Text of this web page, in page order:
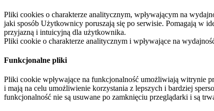
Pliki cookies o charakterze analitycznym, wpływającym na
jaki sposób Użytkownicy poruszają się po serwisie. Pomagają w
przyjazną i intuicyjną dla użytkownika.
Pliki cookie o charakterze analitycznym i wpływające na
Funkcjonalne pliki
Pliki cookie wpływające na funkcjonalność umożliwiają witrynie
i mają na celu umożliwienie korzystania z lepszych i bardziej
funkcjonalność nie są usuwane po zamknięciu przeglądarki i są